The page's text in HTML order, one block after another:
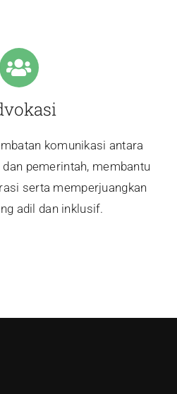
komunikasi antara
pemerintah, membantu
serta memperjuangkan
adil dan inklusif.